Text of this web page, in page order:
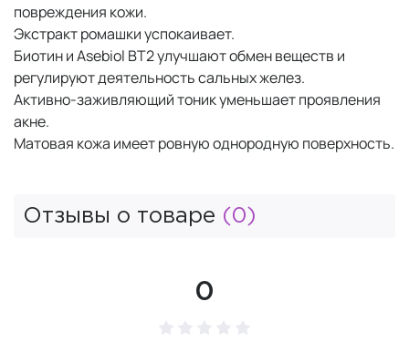
повреждения кожи.
Экстракт ромашки успокаивает.
Биотин и Asebiol BT2 улучшают обмен веществ и
регулируют деятельность сальных желез.
Активно-заживляющий тоник уменьшает проявления
акне.
Матовая кожа имеет ровную однородную поверхность.
Отзывы о товаре (0)
0